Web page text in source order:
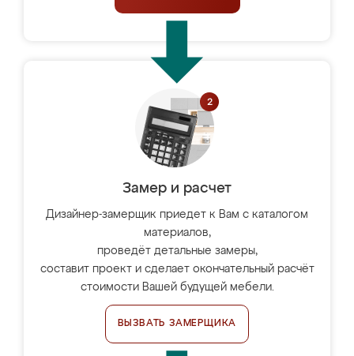
Замер и расчет
Дизайнер-замерщик приедет к Вам с каталогом
материалов,
проведёт детальные замеры,
составит проект и сделает окончательный расчёт
стоимости Вашей будущей мебели.
ВЫЗВАТЬ ЗАМЕРЩИКА